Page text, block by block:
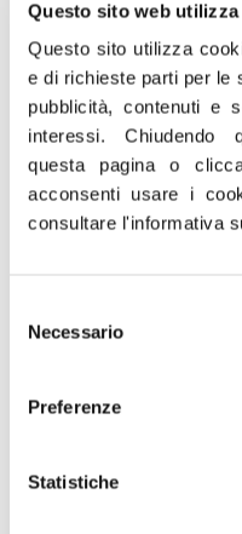
Questo sito web
Questo sito utilizza
e di richieste parti per le
pubblicità, contenuti e
interessi.Chiudendo
questa pagina o
acconsenti usare i
consultare l'informativa
delNecessario
Preferenze
Statistiche
Montagna.
alluvioni”
“Ho scritto una lettera
all’Ambiente Monni e
alla loro attenzione le
montagna pistoiese.
simile a quella
Toscana:
Montagna.
alluvioni”